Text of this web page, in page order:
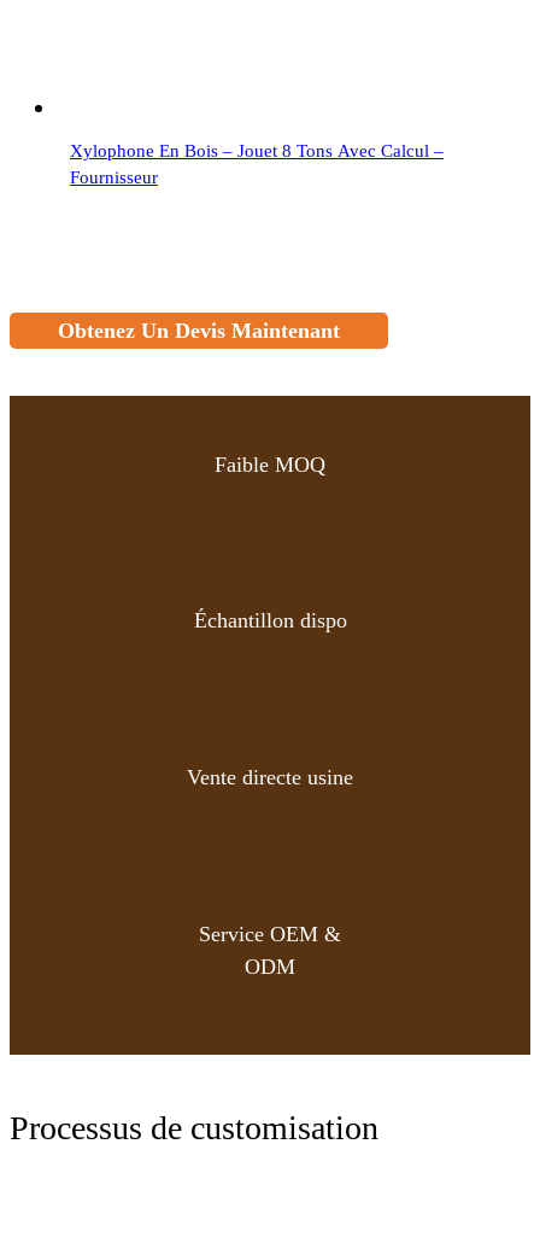
Xylophone En Bois – Jouet 8 Tons Avec Calcul –
Fournisseur
Obtenez Un Devis Maintenant
Faible MOQ
Échantillon dispo
Vente directe usine
Service OEM &
ODM
Processus de customisation